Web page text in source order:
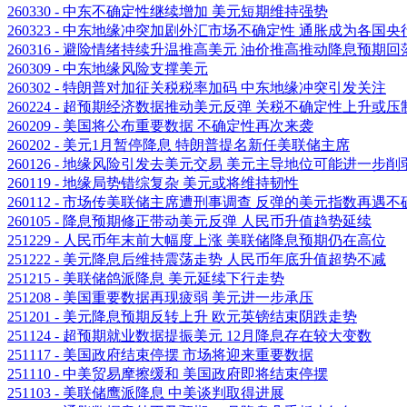
260330 - 中东不确定性继续增加 美元短期维持强势
260323 - 中东地缘冲突加剧外汇市场不确定性 通胀成为各国央
260316 - 避险情绪持续升温推高美元 油价推高推动降息预期回
260309 - 中东地缘风险支撑美元
260302 - 特朗普对加征关税税率加码 中东地缘冲突引发关注
260224 - 超预期经济数据推动美元反弹 关税不确定性上升或压
260209 - 美国将公布重要数据 不确定性再次来袭
260202 - 美元1月暂停降息 特朗普提名新任美联储主席
260126 - 地缘风险引发去美元交易 美元主导地位可能进一步削
260119 - 地缘局势错综复杂 美元或将维持韧性
260112 - 市场传美联储主席遭刑事调查 反弹的美元指数再遇不
260105 - 降息预期修正带动美元反弹 人民币升值趋势延续
251229 - 人民币年末前大幅度上涨 美联储降息预期仍在高位
251222 - 美元降息后维持震荡走势 人民币年底升值超势不减
251215 - 美联储鸽派降息 美元延续下行走势
251208 - 美国重要数据再现疲弱 美元进一步承压
251201 - 美元降息预期反转上升 欧元英镑结束阴跌走势
251124 - 超预期就业数据提振美元 12月降息存在较大变数
251117 - 美国政府结束停摆 市场将迎来重要数据
251110 - 中美贸易摩擦缓和 美国政府即将结束停摆
251103 - 美联储鹰派降息 中美谈判取得进展